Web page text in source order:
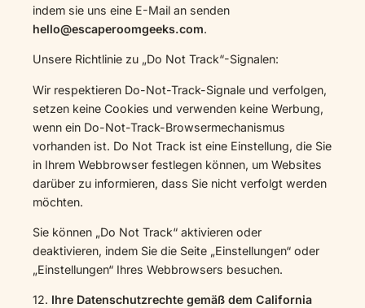
indem sie uns eine E-Mail an senden
hello@escaperoomgeeks.com.
Unsere Richtlinie zu „Do Not Track“-Signalen:
Wir respektieren Do-Not-Track-Signale und verfolgen,
setzen keine Cookies und verwenden keine Werbung,
wenn ein Do-Not-Track-Browsermechanismus
vorhanden ist. Do Not Track ist eine Einstellung, die Sie
in Ihrem Webbrowser festlegen können, um Websites
darüber zu informieren, dass Sie nicht verfolgt werden
möchten.
Sie können „Do Not Track“ aktivieren oder
deaktivieren, indem Sie die Seite „Einstellungen“ oder
„Einstellungen“ Ihres Webbrowsers besuchen.
12. Ihre Datenschutzrechte gemäß dem California